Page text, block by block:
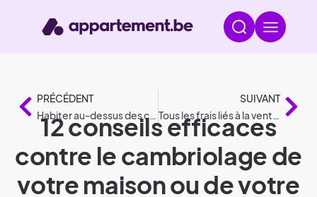
PRÉCÉDENT
Habiter au-dessus des commerces, conformément à la législation
SUIVANT
Tous les frais liés à la vente d’une maison ou d’un appartement
12 conseils efficaces
contre le cambriolage de
votre maison ou de votre